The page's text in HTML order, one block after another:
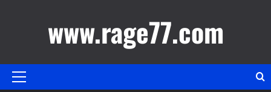
www.rage77.com
Primäres